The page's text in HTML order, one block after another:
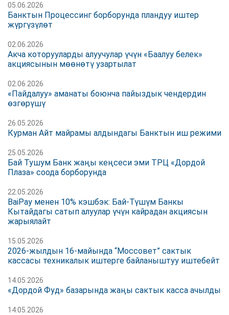
05.06.2026
Банктын Процессинг борборунда пландуу иштер
жүргүзүлөт
02.06.2026
Акча которууларды алуучулар үчүн «Баалуу белек»
акциясынын мөөнөтү узартылат
02.06.2026
«Пайдалуу» аманаты боюнча пайыздык чендердин
өзгөрүшү
26.05.2026
Курман Айт майрамы алдындагы Банктын иш режими
25.05.2026
Бай Тушум Банк жаңы кеңсеси эми ТРЦ «Дордой
Плаза» соода борборунда
22.05.2026
BaiPay менен 10% кэшбэк: Бай-Түшүм Банкы
Кытайдагы сатып алуулар үчүн кайрадан акциясын
жарыялайт
15.05.2026
2026-жылдын 16-майында “Моссовет” сактык
кассасы техникалык иштерге байланыштуу иштебейт
14.05.2026
«Дордой Фуд» базарында жаңы сактык касса ачылды
14.05.2026